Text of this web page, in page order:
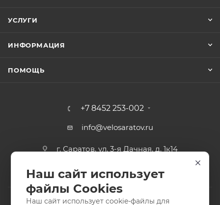
УСЛУГИ
ИНФОРМАЦИЯ
ПОМОЩЬ
+7 8452 253-002
info@velosaratov.ru
г. Саратов, ул. 3-я Дачная, д. 1к14
Наш сайт использует
файлы Cookies
Наш сайт использует cookie-файлы для